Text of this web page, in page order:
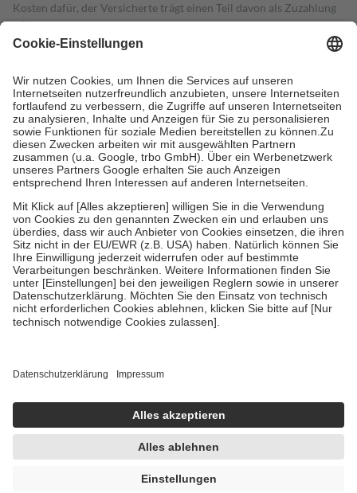
Kosten dafür, der Versicherte trägt einen Teil davon als Zuzahlung
mit.
Grundsätzlich leisten Mitglieder Zuzahlungen in Höhe von zehn
höchstens zehn Euro.
Es sind jedoch nie mehr als die tatsächlichen
Kosten der Leistung zu entrichten.
Diese Regeln gelten grundsätzlich auch für Online-Apotheken.
Bei Heilmitteln und häuslicher Krankenpflege beträgt die
Zuzahlung zehn Prozent der Kosten sowie zehn Euro je
Verordnung.
Um das Engagement der Versicherten für ihre eigene Gesundheit zu
stärken und die besondere Stellung der Familie zu unterstützen,
fallenkeine Zuzahlungenan bei:
• Kindern und Jugendlichen bis zum vollendeten 18. Lebensjahr
mit Ausnahme der Fahrkosten
• Untersuchungen zur Vorsorge und Früherkennung, die von der
GKV getragen werden
• empfohlenen Schutzimpfungen
• Harn- und Blutteststreifen
getroffen, um sicherzustellen, dass es sich um echte Bewertungen
https://help.etrusted.com/hc/de/articles/4419944605341
Einige Bilder und Inhalte wurden unter Zuhilfenahme künstlicher